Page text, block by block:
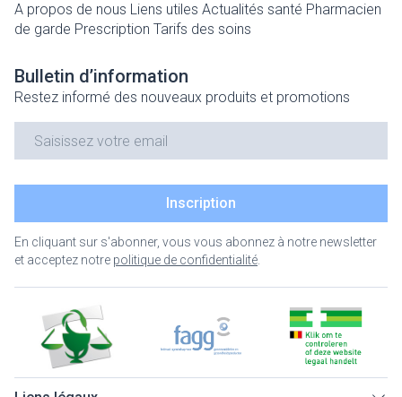
A propos de nous Liens utiles Actualités santé Pharmacien
de garde Prescription Tarifs des soins
Bulletin d’information
Restez informé des nouveaux produits et promotions
Inscription
En cliquant sur s'abonner, vous vous abonnez à notre newsletter
et acceptez notre politique de confidentialité